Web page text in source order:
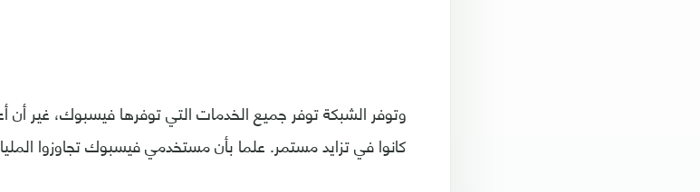
وتوفر الشبكة توفر جميع الخدمات التي توفرها فيسبوك، غير أن
كانوا في تزايد مستمر. علما بأن مستخدمي فيسبوك تجاوزوا